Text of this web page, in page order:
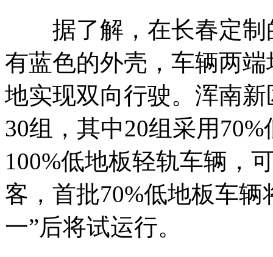
据了解，在长春定制
有蓝色的外壳，车辆两
地实现双向行驶。浑南
30组，其中20组采用
100%低地板轻轨车辆，
客，首批70%低地板车
一”后将试运行。